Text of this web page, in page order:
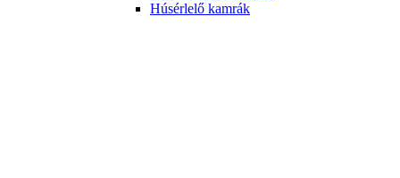
Húsérlelő kamrák